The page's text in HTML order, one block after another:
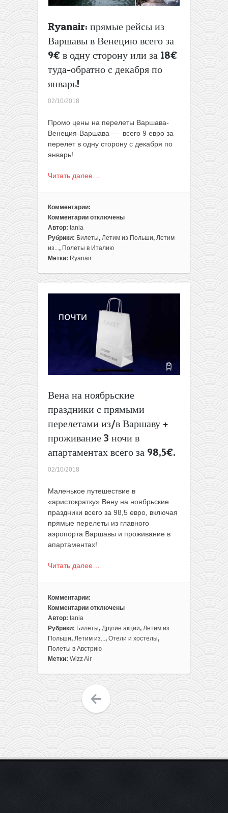
ноябре-
декабре!
Ryanair: прямые рейсы из
Варшавы в Венецию всего за
9€ в одну сторону или за 18€
туда-обратно с декабря по
январь!
02/10/2018
Промо цены на перелеты Варшава-
Венеция-Варшава — всего 9 евро за
перелет в одну сторону с декабря по
январь!
Читать далее…
Комментарии:
Комментарии
к
записи
Ryanair:
прямые
из
всего
18€
туда-
декабря
по
отключены
Автор: tania
Рубрики: Билеты, Летим из Польши, Летим
из... , Полеты в Италию
Метки: Ryanair
Вена на ноябрьские
праздники с прямыми
перелетами из/в Варшаву +
проживание 3 ночи в
апартаментах всего за 98,5€.
02/10/2018
Маленькое путешествие в
«аристократку» Вену на ноябрьские
праздники всего за 98,5 евро, включая
прямые перелеты из главного
аэропорта Варшавы и проживание в
апартаментах!
Читать далее…
Комментарии:
Комментарии
к
записи
Вена
на
ноябрьские
с
прямыми
перелетами
проживание
3
отключены
Автор: tania
Рубрики: Билеты, Другие акции, Летим из
Польши, Летим из... , Отели и хостелы,
Полеты в Австрию
Метки: Wizz Air